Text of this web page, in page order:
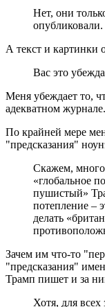
Нет, они
опубликовали.
А текст и картинки
Вас это
Меня убеждает то,
адекватном журнале.
По крайней мере
"предсказания"
Скажем, много
«глобальное
пушистый»
потепление –
делать
Зачем им что-то
"предсказания"
Трамп пишет и за
Хотя, для